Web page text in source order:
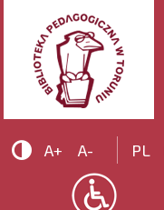
 A+ A- PL